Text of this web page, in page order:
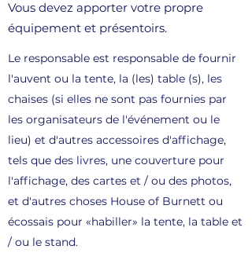
Vous devez apporter votre propre
équipement et présentoirs.
Le responsable est responsable de fournir
l'auvent ou la tente, la (les) table (s), les
chaises (si elles ne sont pas fournies par
les organisateurs de l'événement ou le
lieu) et d'autres accessoires d'affichage,
tels que des livres, une couverture pour
l'affichage, des cartes et / ou des photos,
et d'autres choses House of Burnett ou
écossais pour «habiller» la tente, la table et
/ ou le stand.